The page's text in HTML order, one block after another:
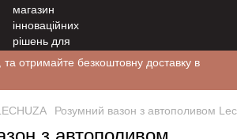
та отримайте безкоштовну доставку в
Розумний вазон з автополивом